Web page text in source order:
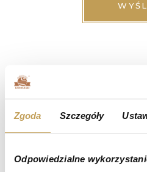
Zgoda Szczegóły
Odpowiedzialne